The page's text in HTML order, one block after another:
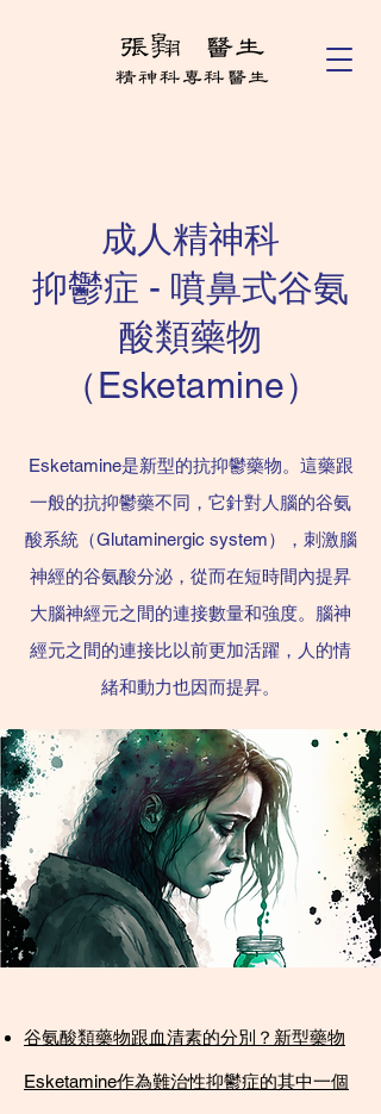
成人精神科
抑鬱症 - 噴鼻式谷氨
酸類藥物
（Esketamine）
Esketamine是新型的抗抑鬱藥物。這藥跟
一般的抗抑鬱藥不同，它針對人腦的谷氨
酸系統（Glutaminergic system），刺激腦
神經的谷氨酸分泌，從而在短時間內提昇
大腦神經元之間的連接數量和強度。腦神
經元之間的連接比以前更加活躍，人的情
緒和動力也因而提昇。
谷氨酸類藥物跟血清素的分別？新型藥物
Esketamine作為難治性抑鬱症的其中一個